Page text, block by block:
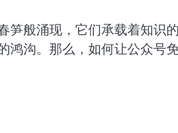
般涌现，它们承载着知识
沟。那么，如何让公众号